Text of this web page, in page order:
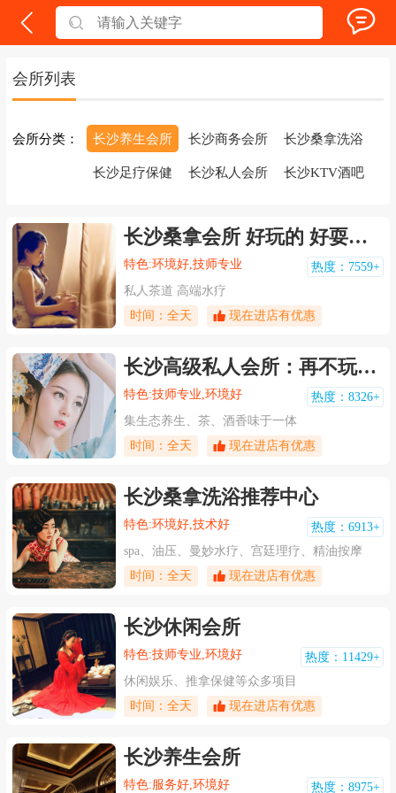
会所列表
会所分类： 长沙养生会所 长沙商务会所 长沙桑拿洗浴
长沙足疗保健 长沙私人会所 长沙KTV酒吧
长沙桑拿会所 好玩的 好耍的 都有
特色:环境好,技师专业
热度：7559+
私人茶道 高端水疗
时间：全天
现在进店有优惠
长沙高级私人会所：再不玩我们就真的老了
特色:技师专业,环境好
热度：8326+
集生态养生、茶、酒香味于一体
时间：全天
现在进店有优惠
长沙桑拿洗浴推荐中心
特色:环境好,技术好
热度：6913+
spa、油压、曼妙水疗、宫廷理疗、精油按摩
时间：全天
现在进店有优惠
长沙休闲会所
特色:技师专业,环境好
热度：11429+
休闲娱乐、推拿保健等众多项目
时间：全天
现在进店有优惠
长沙养生会所
特色:服务好,环境好 热度：8975+